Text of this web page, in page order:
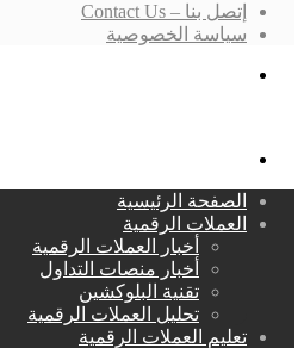
إتصل بنا – Contact Us
سياسة الخصوصية
الصفحة الرئيسية
العملات الرقمية
أخبار العملات الرقمية
أخبار منصات التداول
تقنية البلوكشين
تحليل العملات الرقمية
تعليم العملات الرقمية